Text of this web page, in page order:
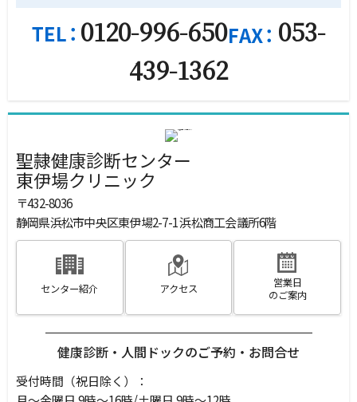
0120-996-650
053-
439-1362
聖隷健康診断センター
東伊場クリニック
〒432-8036
静岡県浜松市中央区東伊場2-7-1 浜松商工会議所6階
センター紹介 アクセス
営業日
のご案内
健康診断・人間ドックのご予約・お問合せ
受付時間（祝日除く）
：